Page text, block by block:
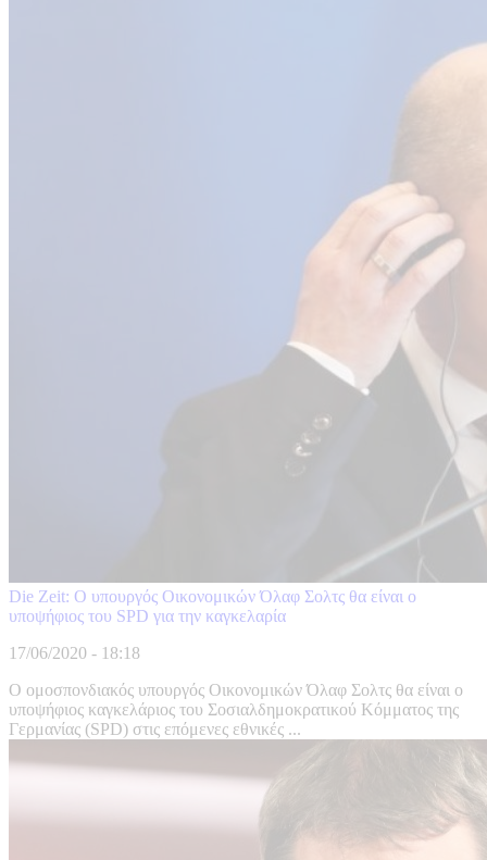
Die Zeit: Ο υπουργός Οικονομικών Όλαφ Σολτς θα είναι ο
υποψήφιος του SPD για την καγκελαρία
17/06/2020 - 18:18
Ο ομοσπονδιακός υπουργός Οικονομικών Όλαφ Σολτς θα είναι ο
υποψήφιος καγκελάριος του Σοσιαλδημοκρατικού Κόμματος της
Γερμανίας (SPD) στις επόμενες εθνικές ...